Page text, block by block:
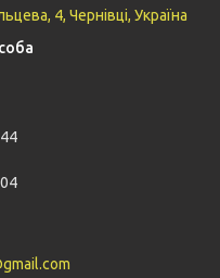
4, Чернівці, Україна